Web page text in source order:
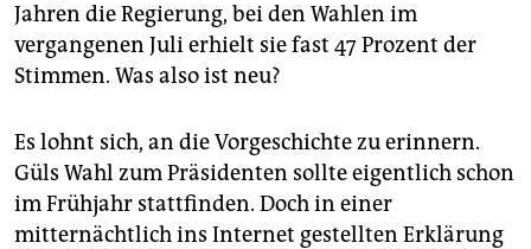
Jahren die Regierung, bei den Wahlen im
vergangenen Juli erhielt sie fast 47 Prozent der
Stimmen. Was also ist neu?
Es lohnt sich, an die Vorgeschichte zu erinnern.
Güls Wahl zum Präsidenten sollte eigentlich schon
im Frühjahr stattfinden. Doch in einer
mitternächtlich ins Internet gestellten Erklärung